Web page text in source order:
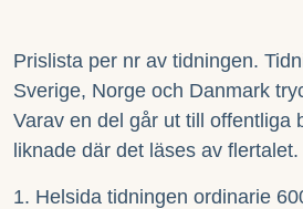
Prislista per nr av tidningen.
Sverige, Norge och Danmark
Varav en del går ut till offentliga
liknade där det läses av flertalet.
Helsida tidningen ordinarie